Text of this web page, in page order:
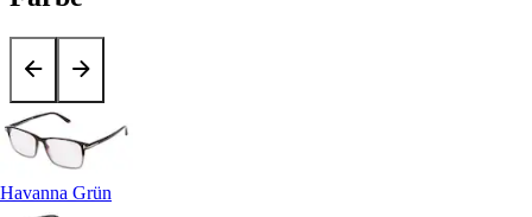
Havanna Grün